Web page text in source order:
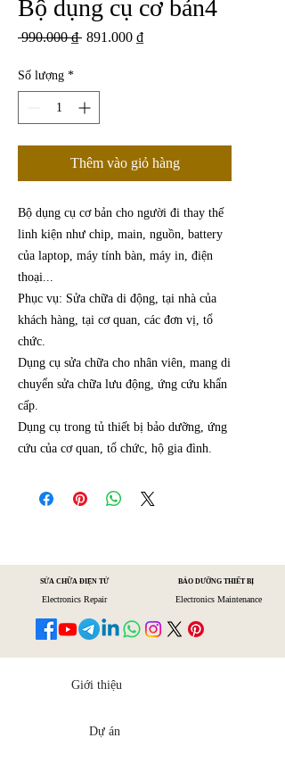
Bộ dụng cụ cơ bản4
990.000 ₫ Giá thông thường
891.000 ₫Giá bán rẻ
Số lượng *
Thêm vào giỏ hàng
Bộ dụng cụ cơ bản cho người đi thay thế
linh kiện như chip, main, nguồn, battery
của laptop, máy tính bàn, máy in, điện
thoại...
Phục vụ: Sửa chữa di động, tại nhà của
khách hàng, tại cơ quan, các đơn vị, tổ
chức.
Dụng cụ sửa chữa cho nhân viên, mang di
chuyển sửa chữa lưu động, ứng cứu khẩn
cấp.
Dụng cụ trong tủ thiết bị bảo dưỡng, ứng
cứu của cơ quan, tổ chức, hộ gia đình.
SỬA CHỮA ĐIỆN TỬ
Electronics Repair
BẢO DƯỠNG THIẾT BỊ
Electronics Maintenance
Giới thiệu
Dự án